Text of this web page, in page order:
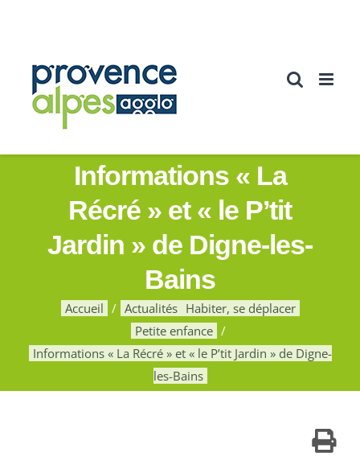
Informations « La
Récré » et « le P’tit
Jardin » de Digne-les-
Bains
Accueil Actualités Habiter, se déplacer
Petite enfance
Informations « La Récré » et « le P’tit Jardin » de Digne-
les-Bains